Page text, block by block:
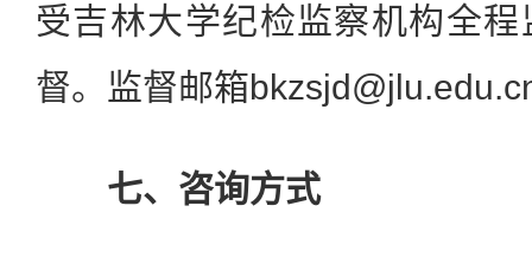
受吉林大学纪检监察机构全
督。监督邮箱
七、咨询方式